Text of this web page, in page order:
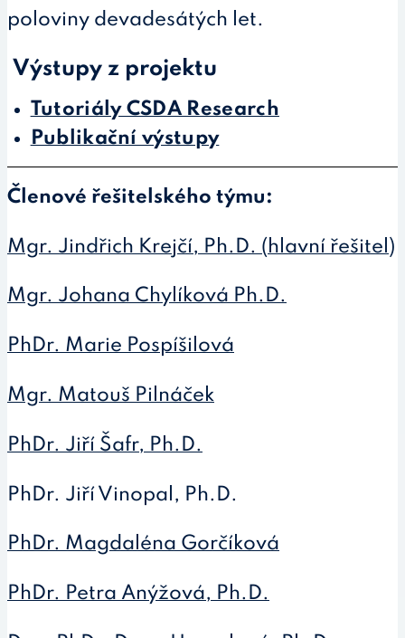
poloviny devadesátých let.
Výstupy z projektu
Tutoriály CSDA Research
Publikační výstupy
Členové řešitelského týmu:
Mgr. Jindřich Krejčí, Ph.D. (hlavní řešitel)
Mgr. Johana Chylíková Ph.D.
PhDr. Marie Pospíšilová
Mgr. Matouš Pilnáček
PhDr. Jiří Šafr, Ph.D.
PhDr. Jiří Vinopal, Ph.D.
PhDr. Magdaléna Gorčíková
PhDr. Petra Anýžová, Ph.D.